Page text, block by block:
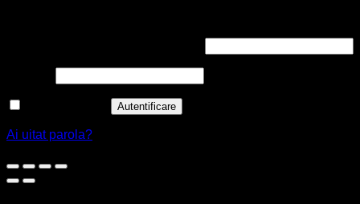
Autentificare
Ai uitat parola?